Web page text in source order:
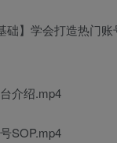
础】学会打造热门
介绍.mp4
SOP.mp4